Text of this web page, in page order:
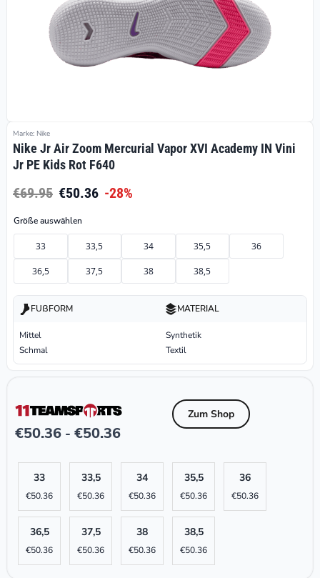
Marke: Nike
Nike Jr Air Zoom Mercurial Vapor XVI Academy IN Vini
Jr PE Kids Rot F640
€69.95 €50.36 -28%
Größe auswählen
33 33,5 34 35,5 36
36,5 37,5 38 38,5
FUßFORM
Mittel
Schmal
MATERIAL
Synthetik
Textil
€50.36 - €50.36
Zum Shop
33
€50.36
33,5
€50.36
34
€50.36
35,5
€50.36
36
€50.36
36,5
€50.36
37,5
€50.36
38
€50.36
38,5
€50.36